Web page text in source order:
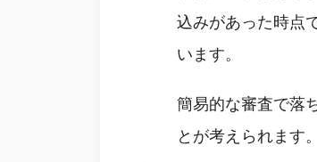
込みがあった時点
います。
簡易的な審査で落
とが考えられます。